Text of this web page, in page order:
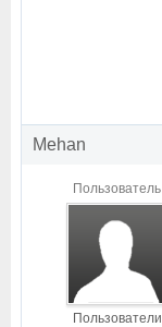
Mehan
Пользователь
Пользователи